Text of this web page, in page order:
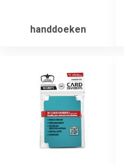
handdoeken